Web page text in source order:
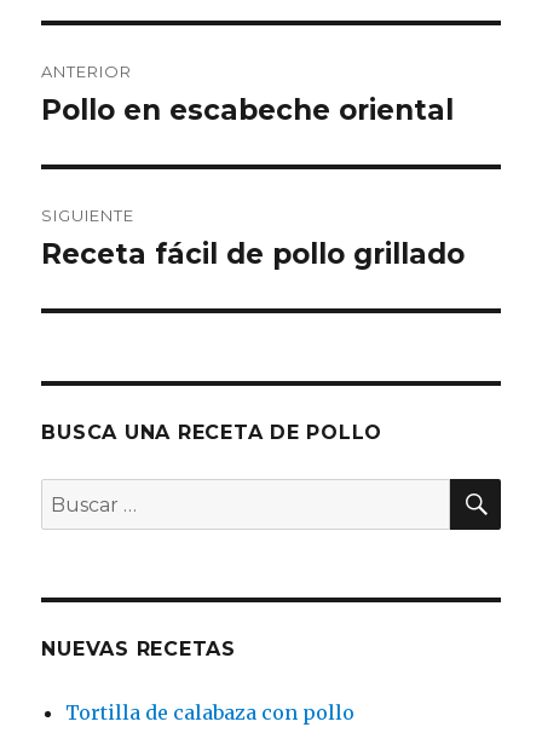
de
ANTERIOR
Entrada
Pollo en escabeche oriental
SIGUIENTE
Entrada
Receta fácil de pollo grillado
BUSCA UNA RECETA DE POLLO
Buscar
por:
NUEVAS RECETAS
Tortilla de calabaza con pollo